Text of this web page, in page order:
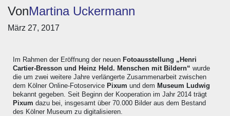
VonMartina Uckermann
März 27, 2017
Im Rahmen der Eröffnung der neuen Fotoausstellung „Henri
Cartier-Bresson und Heinz Held. Menschen mit Bildern“ wurde
die um zwei weitere Jahre verlängerte Zusammenarbeit zwischen
dem Kölner Online-Fotoservice Pixum und dem Museum Ludwig
bekannt gegeben. Seit Beginn der Kooperation im Jahr 2014 trägt
Pixum dazu bei, insgesamt über 70.000 Bilder aus dem Bestand
des Kölner Museum zu digitalisieren.